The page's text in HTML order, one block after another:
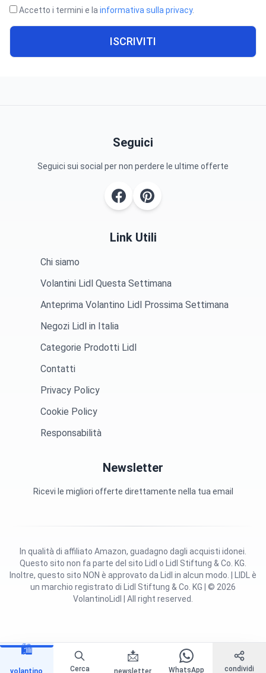
🛍️
volantino Cerca
📩
newsletter WhatsApp condividi
Accetto i termini e la informativa sulla privacy.
ISCRIVITI
Seguici
Seguici sui social per non perdere le ultime offerte
Link Utili
Chi siamo
Volantini Lidl Questa Settimana
Anteprima Volantino Lidl Prossima Settimana
Negozi Lidl in Italia
Categorie Prodotti Lidl
Contatti
Privacy Policy
Cookie Policy
Responsabilità
Newsletter
Ricevi le migliori offerte direttamente nella tua email
Questo sito non fa parte del sito Lidl o Lidl Stiftung & Co. KG.
Inoltre, questo sito NON è approvato da Lidl in alcun modo. | LIDL è
un marchio registrato di Lidl Stiftung & Co. KG | © 2026
VolantinoLidl | All right reserved.
In qualità di affiliato Amazon, guadagno dagli acquisti idonei.